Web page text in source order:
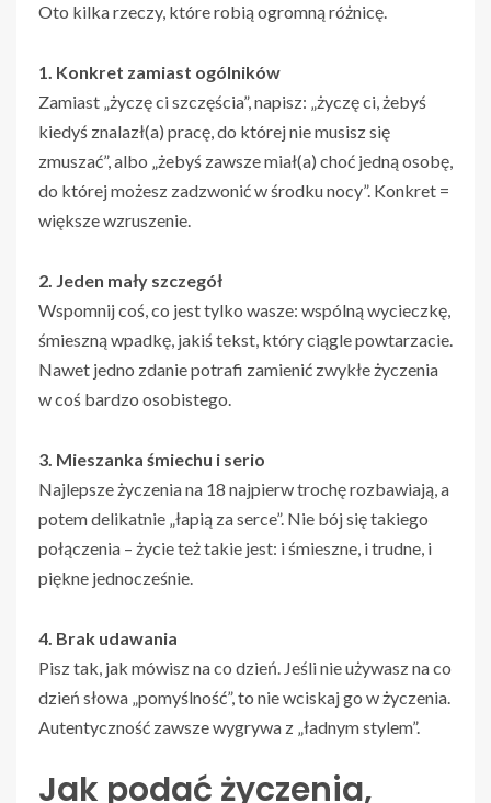
Oto kilka rzeczy, które robią ogromną różnicę.
1. Konkret zamiast ogólników
Zamiast „życzę ci szczęścia”, napisz: „życzę ci, żebyś
kiedyś znalazł(a) pracę, do której nie musisz się
zmuszać”, albo „żebyś zawsze miał(a) choć jedną osobę,
do której możesz zadzwonić w środku nocy”. Konkret =
większe wzruszenie.
2. Jeden mały szczegół
Wspomnij coś, co jest tylko wasze: wspólną wycieczkę,
śmieszną wpadkę, jakiś tekst, który ciągle powtarzacie.
Nawet jedno zdanie potrafi zamienić zwykłe życzenia
w coś bardzo osobistego.
3. Mieszanka śmiechu i serio
Najlepsze życzenia na 18 najpierw trochę rozbawiają, a
potem delikatnie „łapią za serce”. Nie bój się takiego
połączenia – życie też takie jest: i śmieszne, i trudne, i
piękne jednocześnie.
4. Brak udawania
Pisz tak, jak mówisz na co dzień. Jeśli nie używasz na co
dzień słowa „pomyślność”, to nie wciskaj go w życzenia.
Autentyczność zawsze wygrywa z „ładnym stylem”.
Jak podać życzenia,